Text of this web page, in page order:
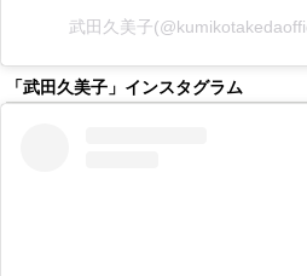
武田久美子
「武田久美子」インスタグラム